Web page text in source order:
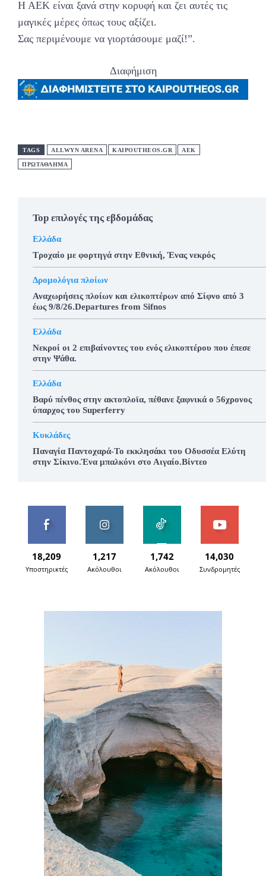
Η ΑΕΚ είναι ξανά στην κορυφή και ζει αυτές τις
μαγικές μέρες όπως τους αξίζει.
Σας περιμένουμε να γιορτάσουμε μαζί!”.
Διαφήμιση
TAGS ALLWYN ARENA KAIPOUTHEOS.GR ΑΕΚ
ΠΡΩΤΑΘΛΗΜΑ
Top επιλογές της εβδομάδας
Ελλάδα
Τροχαίο με φορτηγά στην Εθνική, Ένας νεκρός
Δρομολόγια πλοίων
Αναχωρήσεις πλοίων και ελικοπτέρων από Σίφνο από 3
έως 9/8/26.Departures from Sifnos
Ελλάδα
Νεκροί οι 2 επιβαίνοντες του ενός ελικοπτέρου που έπεσε
στην Ψάθα.
Ελλάδα
Βαρύ πένθος στην ακτοπλοϊα, πέθανε ξαφνικά ο 56χρονος
ύπαρχος του Superferry
Κυκλάδες
Παναγία Παντοχαρά-Το εκκλησάκι του Οδυσσέα Ελύτη
στην Σίκινο.Ένα μπαλκόνι στο Αιγαίο.Βίντεο
18,209
Υποστηρικτές
1,217
Ακόλουθοι
1,742
Ακόλουθοι
14,030
Συνδρομητές